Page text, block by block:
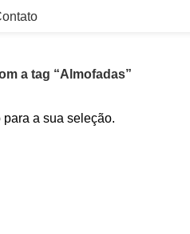
a tag “Almofadas”
a sua seleção.